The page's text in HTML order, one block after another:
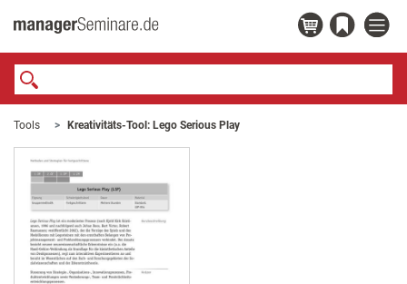
Tools Kreativitäts-Tool: Lego Serious Play